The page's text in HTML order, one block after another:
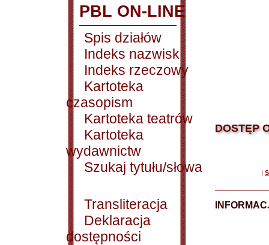
PBL ON-LINE
Spis działów
Indeks nazwisk
Indeks rzeczowy
Kartoteka
czasopism
Kartoteka teatrów
Kartoteka
wydawnictw
Szukaj tytułu/słowa
Transliteracja
Deklaracja
dostępności
DOSTĘP
|